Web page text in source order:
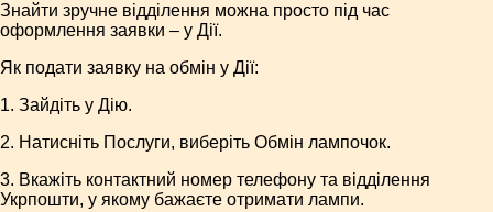
Знайти зручне відділення можна просто під час
оформлення заявки – у Дії.
Як подати заявку на обмін у Дії:
1. Зайдіть у Дію.
2. Натисніть Послуги, виберіть Обмін лампочок.
3. Вкажіть контактний номер телефону та відділення
Укрпошти, у якому бажаєте отримати лампи.